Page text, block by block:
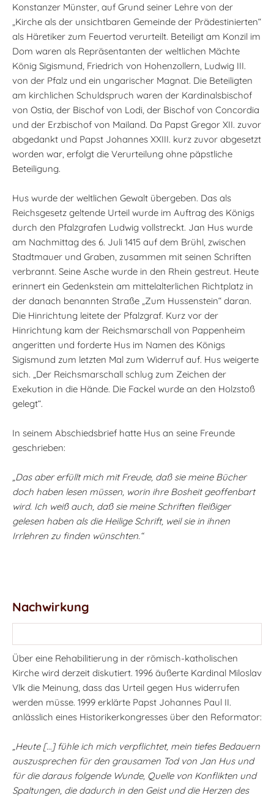
Konstanzer Münster, auf Grund seiner Lehre von der
„Kirche als der unsichtbaren Gemeinde der Prädestinierten“
als Häretiker zum Feuertod verurteilt. Beteiligt am Konzil im
Dom waren als Repräsentanten der weltlichen Mächte
König Sigismund, Friedrich von Hohenzollern, Ludwig III.
von der Pfalz und ein ungarischer Magnat. Die Beteiligten
am kirchlichen Schuldspruch waren der Kardinalsbischof
von Ostia, der Bischof von Lodi, der Bischof von Concordia
und der Erzbischof von Mailand. Da Papst Gregor XII. zuvor
abgedankt und Papst Johannes XXIII. kurz zuvor abgesetzt
worden war, erfolgt die Verurteilung ohne päpstliche
Beteiligung.
Hus wurde der weltlichen Gewalt übergeben. Das als
Reichsgesetz geltende Urteil wurde im Auftrag des Königs
durch den Pfalzgrafen Ludwig vollstreckt. Jan Hus wurde
am Nachmittag des 6. Juli 1415 auf dem Brühl, zwischen
Stadtmauer und Graben, zusammen mit seinen Schriften
verbrannt. Seine Asche wurde in den Rhein gestreut. Heute
erinnert ein Gedenkstein am mittelalterlichen Richtplatz in
der danach benannten Straße „Zum Hussenstein“ daran.
Die Hinrichtung leitete der Pfalzgraf. Kurz vor der
Hinrichtung kam der Reichsmarschall von Pappenheim
angeritten und forderte Hus im Namen des Königs
Sigismund zum letzten Mal zum Widerruf auf. Hus weigerte
sich. „Der Reichsmarschall schlug zum Zeichen der
Exekution in die Hände. Die Fackel wurde an den Holzstoß
gelegt“.
In seinem Abschiedsbrief hatte Hus an seine Freunde
geschrieben:
„Das aber erfüllt mich mit Freude, daß sie meine Bücher
doch haben lesen müssen, worin ihre Bosheit geoffenbart
wird. Ich weiß auch, daß sie meine Schriften fleißiger
gelesen haben als die Heilige Schrift, weil sie in ihnen
Irrlehren zu finden wünschten.“
Nachwirkung
Über eine Rehabilitierung in der römisch-katholischen
Kirche wird derzeit diskutiert. 1996 äußerte Kardinal Miloslav
Vlk die Meinung, dass das Urteil gegen Hus widerrufen
werden müsse. 1999 erklärte Papst Johannes Paul II.
anlässlich eines Historikerkongresses über den Reformator:
„Heute […] fühle ich mich verpflichtet, mein tiefes Bedauern
auszusprechen für den grausamen Tod von Jan Hus und
für die daraus folgende Wunde, Quelle von Konflikten und
Spaltungen, die dadurch in den Geist und die Herzen des